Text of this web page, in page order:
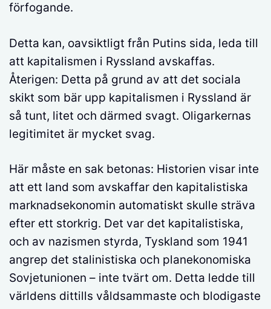
förfogande.
Detta kan, oavsiktligt från Putins sida, leda till
att kapitalismen i Ryssland avskaffas.
Återigen: Detta på grund av att det sociala
skikt som bär upp kapitalismen i Ryssland är
så tunt, litet och därmed svagt. Oligarkernas
legitimitet är mycket svag.
Här måste en sak betonas: Historien visar inte
att ett land som avskaffar den kapitalistiska
marknadsekonomin automatiskt skulle sträva
efter ett storkrig. Det var det kapitalistiska,
och av nazismen styrda, Tyskland som 1941
angrep det stalinistiska och planekonomiska
Sovjetunionen – inte tvärt om. Detta ledde till
världens dittills våldsammaste och blodigaste